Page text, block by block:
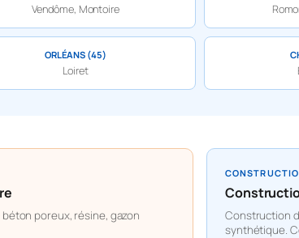
Vendôme, Montoire
ORLÉANS (45)
Loiret
poreux, résine, gazon
Construction
synthétique.